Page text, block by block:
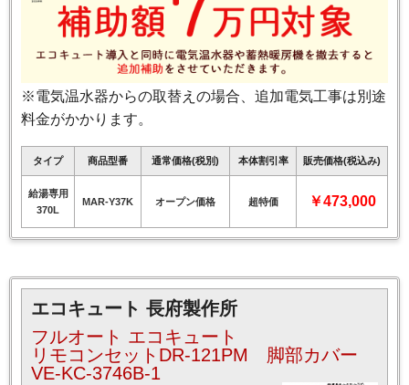
※電気温水器からの取替えの場合、追加電気工事は別途
料金がかかります。
タイプ 商品型番 通常価格(税別) 本体割引率 販売価格(税込み)
給湯専用
370L
MAR-Y37K オープン価格 超特価 ￥473,000
エコキュート 長府製作所
フルオート エコキュート
リモコンセットDR-121PM 脚部カバー
VE-KC-3746B-1